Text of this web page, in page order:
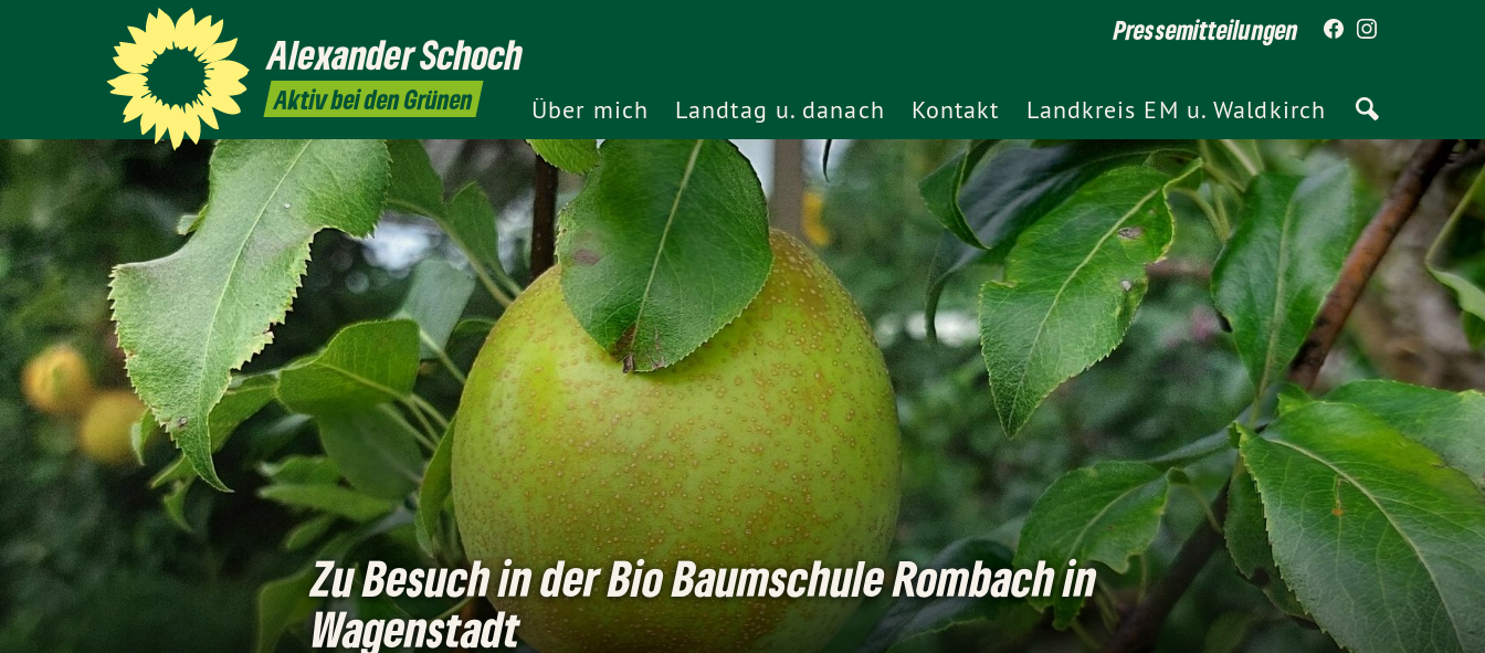
AlexanderSchoch
Aktiv bei den Grünen
Pressemitteilungen
Über mich Landtag u. danach Kontakt Landkreis EM u. Waldkirch
Zu Besuch in der Bio Baumschule Rombach in
Wagenstadt